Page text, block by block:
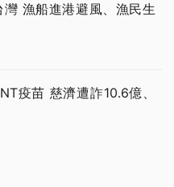
漁船進港避風、漁民生
疫苗 慈濟遭詐10.6億、